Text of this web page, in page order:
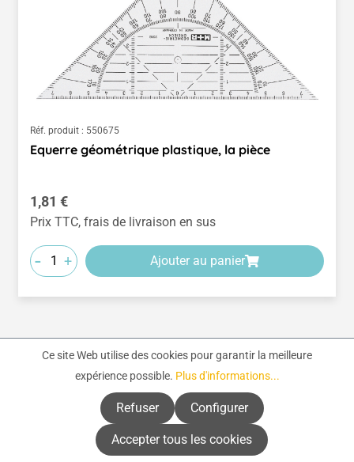
Réf. produit : 550675
Equerre géométrique plastique, la pièce
Prix régulier :
1,81 €
Prix TTC, frais de livraison en sus
- + Ajouter au panier
PagePagePagePage Page
Ce site Web utilise des cookies pour garantir la meilleure
expérience possible. Plus d'informations...
Refuser Configurer
Accepter tous les cookies